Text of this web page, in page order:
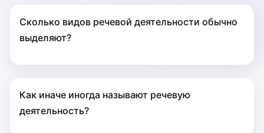
Сколько видов речевой деятельности обычно
выделяют?
Как иначе иногда называют речевую
деятельность?